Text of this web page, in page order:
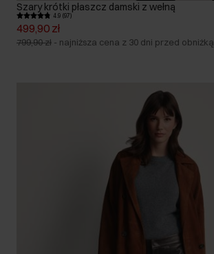
Szary krótki płaszcz damski z wełną
4.9 (97)
499,90 zł
799,90 zł - najniższa cena z 30 dni przed obniżką